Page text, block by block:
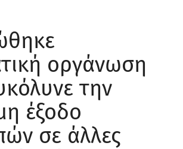
οργάνωση
την
έξοδο
σε άλλες